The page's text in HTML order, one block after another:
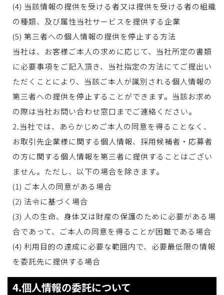
(4) 当該情報の提供を受ける者又は提供を受ける者の組織
の種類、及び属性当社サービスを提供する企業
(5) 第三者への個人情報の提供を停止する方法
当社は、お客様ご本人の求めに応じて、当社所定の書類
に必要事項をご記入頂き、当社指定の方法にてご提出い
ただくことにより、当該ご本人が識別される個人情報の
第三者への提供を停止することができます。当該お求め
の際は当社お問い合わせ窓口までご連絡ください。
2.当社では、あらかじめご本人の同意を得ることなく、
お取引先企業様に関する個人情報、採用候補者・応募者
の方に関する個人情報を第三者に提供することはござい
ません。ただし、以下の場合を除きます。
(1) ご本人の同意がある場合
(2) 法令に基づく場合
(3) 人の生命、身体又は財産の保護のために必要がある場
合であって、ご本人の同意を得ることが困難である場合
(4) 利用目的の達成に必要な範囲内で、必要最低限の情報
を委託先に提供する場合
4.個人情報の委託について